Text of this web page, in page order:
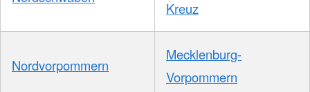
Kreuz
Nordvorpommern
Mecklenburg-
Vorpommern